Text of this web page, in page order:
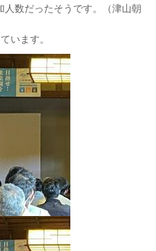
数だったそうです。（津山朝
います。